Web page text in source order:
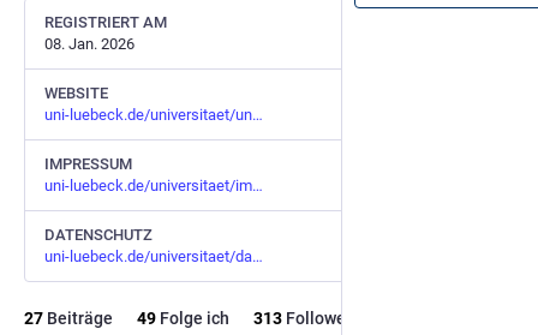
REGISTRIERT AM
08. Jan. 2026
WEBSITE
uni-luebeck.de/universitaet/un
IMPRESSUM
uni-luebeck.de/universitaet/im
DATENSCHUTZ
uni-luebeck.de/universitaet/da
27 Beiträge 49 Folge ich 313 Follower